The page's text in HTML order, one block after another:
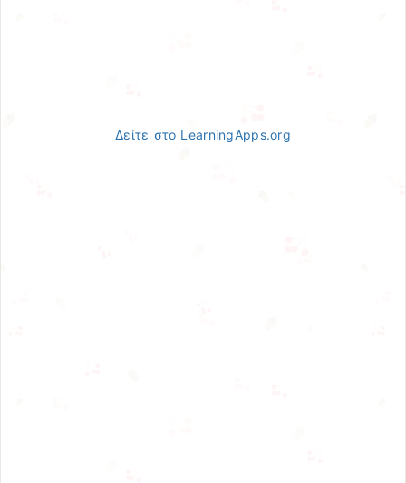
Δείτε στο LearningApps.org